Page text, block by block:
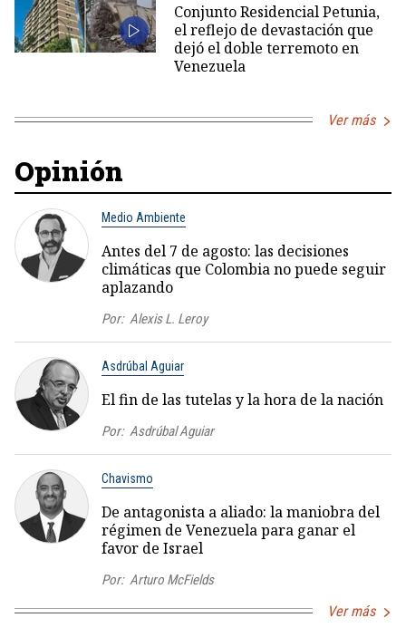
Conjunto Residencial Petunia,
el reflejo de devastación que
dejó el doble terremoto en
Venezuela
Ver más
Opinión
Medio Ambiente
Antes del 7 de agosto: las decisiones
climáticas que Colombia no puede seguir
aplazando
Por: Alexis L. Leroy
Asdrúbal Aguiar
El fin de las tutelas y la hora de la nación
Por: Asdrúbal Aguiar
Chavismo
De antagonista a aliado: la maniobra del
régimen de Venezuela para ganar el
favor de Israel
Por: Arturo McFields
Ver más